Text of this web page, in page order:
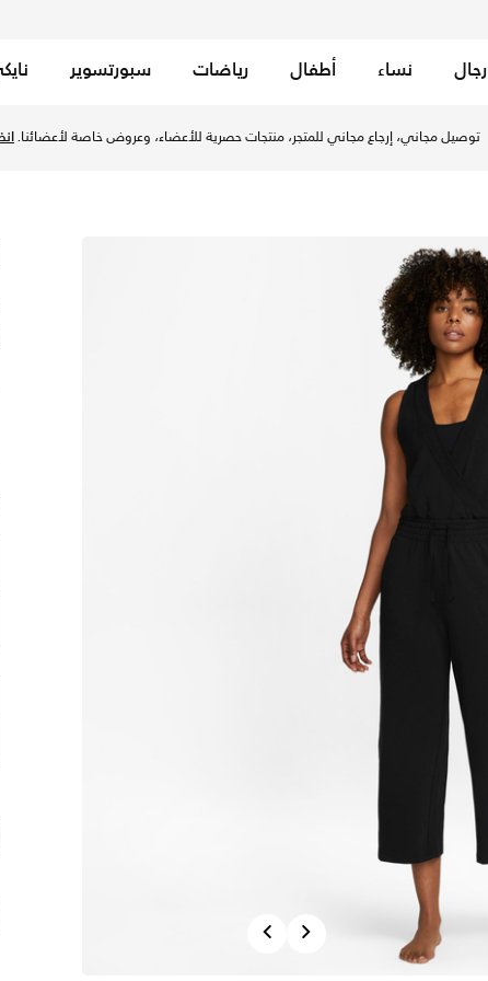
رجال نساء أطفال رياضات سبورتسوير
توصيل مجاني، إرجاع مجاني للمتجر، منتجات حصرية للأعضاء، وعروض خاصة لأعضائنا.
Next